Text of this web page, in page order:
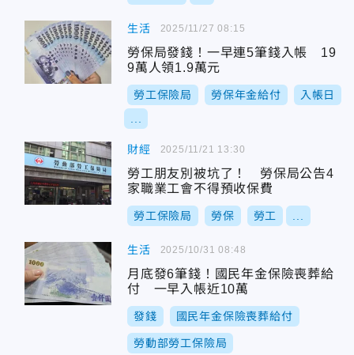
生活
勞保局發錢！一早連5筆錢入帳 19
9萬人領1.9萬元
勞工保險局 勞保年金給付 入帳日
2025/11/27 08:15
財經
勞工朋友別被坑了！ 勞保局公告4
家職業工會不得預收保費
勞工保險局 勞保 勞工
2025/11/21 13:30
生活
月底發6筆錢！國民年金保險喪葬給
付 一早入帳近10萬
發錢 國民年金保險喪葬給付
勞動部勞工保險局
2025/10/31 08:48